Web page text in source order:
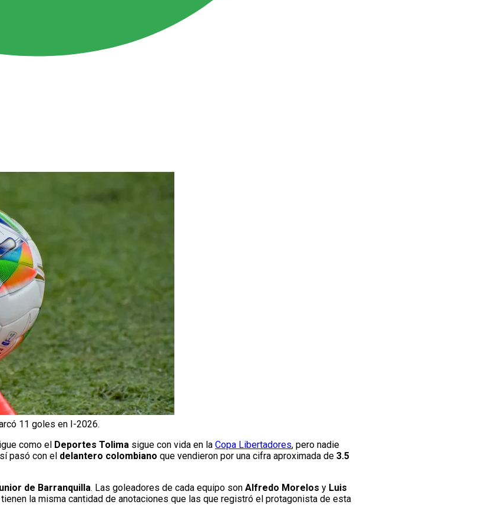
11 goles en I-2026.
como el Deportes Tolima sigue con vida en la Copa Libertadores, pero nadie
pasó con el delantero colombiano que vendieron por una cifra aproximada de 3.5
de Barranquilla. Las goleadores de cada equipo son Alfredo Morelos y Luis
la misma cantidad de anotaciones que las que registró el protagonista de esta